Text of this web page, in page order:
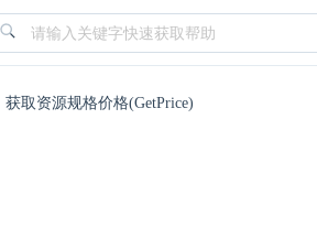
获取资源规格价格(GetPrice)